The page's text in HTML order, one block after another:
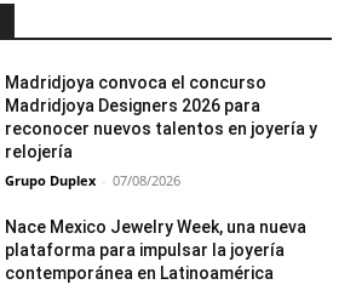
Madridjoya convoca el concurso
Madridjoya Designers 2026 para
reconocer nuevos talentos en joyería y
relojería
Grupo Duplex - 07/08/2026
Nace Mexico Jewelry Week, una nueva
plataforma para impulsar la joyería
contemporánea en Latinoamérica